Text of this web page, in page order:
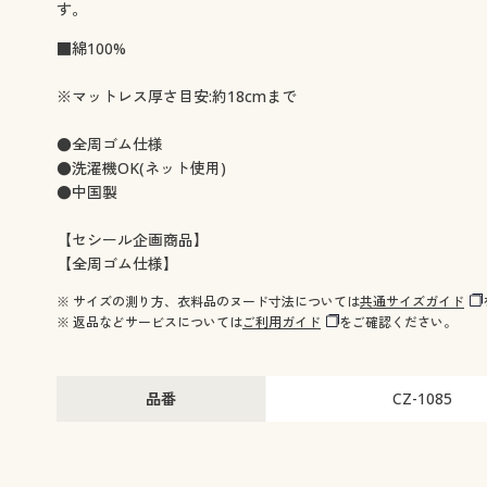
す。
■綿100%
※マットレス厚さ目安:約18cmまで
●全周ゴム仕様
●洗濯機OK(ネット使用)
●中国製
【セシール企画商品】
【全周ゴム仕様】
※ サイズの測り方、衣料品のヌード寸法については共通サイズガイド
※ 返品などサービスについてはご利用ガイド をご確認ください。
品番 CZ-1085